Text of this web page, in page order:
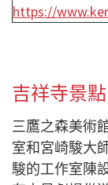
https://
吉祥寺景
三鷹之森美術
室和宮崎駿大
駿的工作室陳